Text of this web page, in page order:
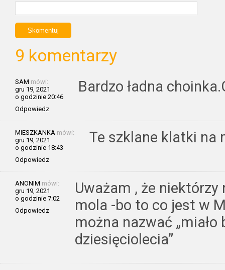
9 komentarzy
SAM mówi:
gru 19, 2021
o godzinie 20:46
Odpowiedz
Bardzo ładna
MIESZKANKA mówi:
gru 19, 2021
o godzinie 18:43
Odpowiedz
Te szklane klatki na
ANONIM mówi:
gru 19, 2021
o godzinie 7:02
Odpowiedz
Uważam , że
mola -bo to co jest w
można nazwać
dziesięciolecia”